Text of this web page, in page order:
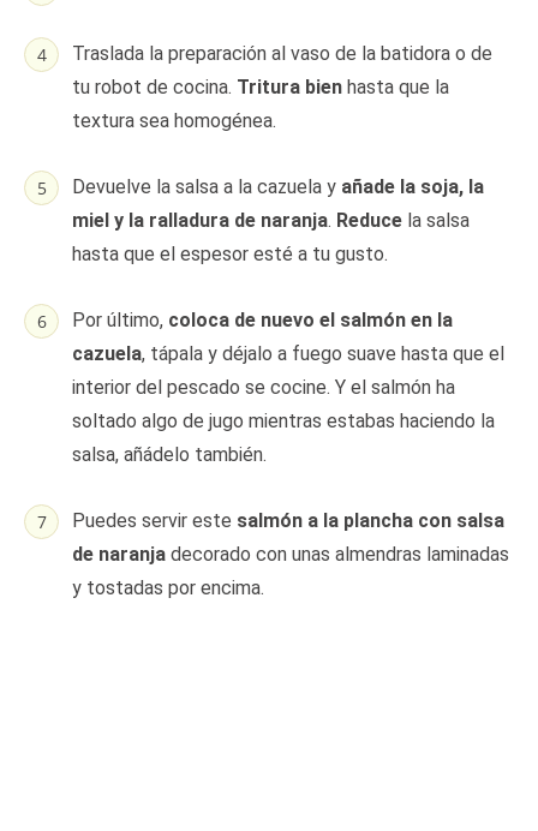
Traslada la preparación al vaso de la batidora o de
tu robot de cocina. Tritura bien hasta que la
textura sea homogénea.
Devuelve la salsa a la cazuela y añade la soja, la
miel y la ralladura de naranja. Reduce la salsa
hasta que el espesor esté a tu gusto.
Por último, coloca de nuevo el salmón en la
cazuela, tápala y déjalo a fuego suave hasta que el
interior del pescado se cocine. Y el salmón ha
soltado algo de jugo mientras estabas haciendo la
salsa, añádelo también.
Puedes servir este salmón a la plancha con salsa
de naranja decorado con unas almendras laminadas
y tostadas por encima.